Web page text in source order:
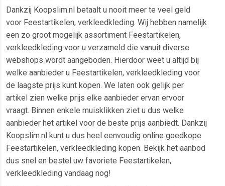
Dankzij Koopslim.nl betaalt u nooit meer te veel geld
voor Feestartikelen, verkleedkleding. Wij hebben namelijk
een zo groot mogelijk assortiment Feestartikelen,
verkleedkleding voor u verzameld die vanuit diverse
webshops wordt aangeboden. Hierdoor weet u altijd bij
welke aanbieder u Feestartikelen, verkleedkleding voor
de laagste prijs kunt kopen. We laten ook gelijk per
artikel zien welke prijs elke aanbieder ervan ervoor
vraagt. Binnen enkele muisklikken ziet u dus welke
aanbieder het artikel voor de beste prijs aanbiedt. Dankzij
Koopslim.nl kunt u dus heel eenvoudig online goedkope
Feestartikelen, verkleedkleding kopen. Bekijk het aanbod
dus snel en bestel uw favoriete Feestartikelen,
verkleedkleding vandaag nog!